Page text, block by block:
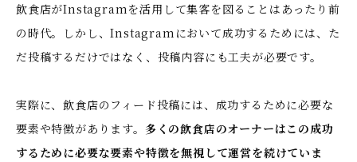
飲食店がInstagramを活用して集客を図ることはあったり前
の時代。しかし、Instagramにおいて成功するためには、た
だ投稿するだけではなく、投稿内容にも工夫が必要です。
実際に、飲食店のフィード投稿には、成功するために必要な
要素や特徴があります。 多くの飲食店のオーナーはこの成功
するために必要な要素や特徴を無視して運営を続けていま